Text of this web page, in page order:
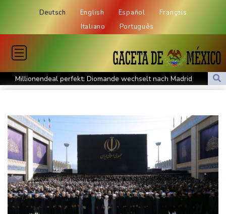
Deutsch English Español
Français
Italiano
Português
Millionendeal perfekt: Diomande wechselt nach Madrid
US-Republikaner wollen früheren Corona-Berater Fauci vor
Forlán wird Nationaltrainer in Uruguay
Böden in Deutschland ähnlich trocken wie in Dürrejahren 2018
und 2022
Mutter mit 71 Stichen getötet und Leiche zerstückelt: Mann muss
in Psychiatrie
Nach Ausweisung von Journalistin: Russland wirft Frankreich
"politische Verfolgung" vor